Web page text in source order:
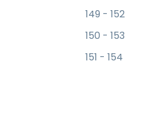
149 - 152
150 - 153
151 - 154